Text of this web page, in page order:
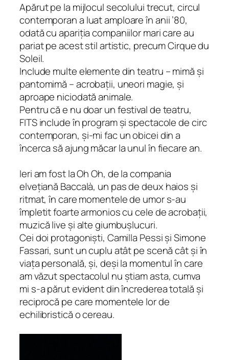
Apărut pe la mijlocul secolului trecut, circul
contemporan a luat amploare în anii ’80,
odată cu apariția companiilor mari care au
pariat pe acest stil artistic, precum Cirque du
Soleil.
Include multe elemente din teatru – mimă și
pantomimă – acrobații, uneori magie, și
aproape niciodată animale.
Pentru că e nudoarun festival de teatru,
FITS include în program și spectacole de circ
contemporan, și-mi fac un obicei din a
încerca să ajung măcar la unul în fiecare an.
Ieri am fost laOh Oh, de la compania
elvețiană Baccalà, un pas de deux haios și
ritmat, în care momentele de umor s-au
împletit foarte armonios cu cele de acrobații,
muzică live și alte giumbușlucuri.
Cei doi protagoniști, Camilla Pessi și Simone
Fassari, sunt un cuplu atât pe scenă cât și în
viața personală, și, deși la momentul în care
am văzut spectacolul nu știam asta, cumva
mi s-a părut evident din încrederea totală și
reciprocă pe care momentele lor de
echilibristică o cereau.